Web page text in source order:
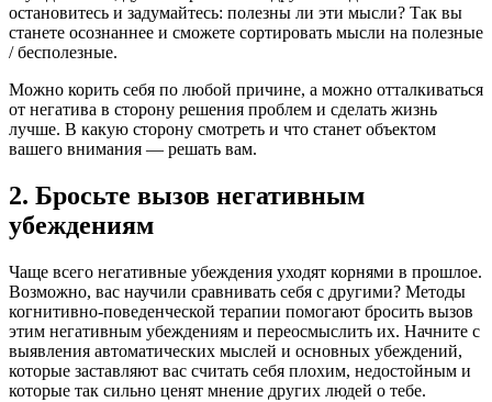
остановитесь и задумайтесь: полезны ли эти мысли? Так вы
станете осознаннее и сможете сортировать мысли на полезные
/ бесполезные.
Можно корить себя по любой причине, а можно отталкиваться
от негатива в сторону решения проблем и сделать жизнь
лучше. В какую сторону смотреть и что станет объектом
вашего внимания — решать вам.
2. Бросьте вызов негативным
убеждениям
Чаще всего негативные убеждения уходят корнями в прошлое.
Возможно, вас научили сравнивать себя с другими? Методы
когнитивно-поведенческой терапии помогают бросить вызов
этим негативным убеждениям и переосмыслить их. Начните с
выявления автоматических мыслей и основных убеждений,
которые заставляют вас считать себя плохим, недостойным и
которые так сильно ценят мнение других людей о тебе.